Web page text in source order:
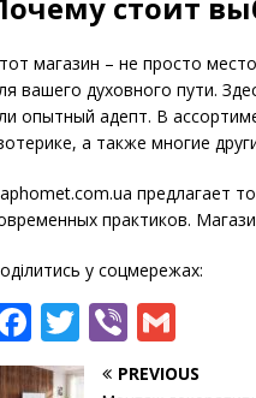
магазин – не просто
вашего духовного пути.
опытный адепт. В
а также многие
предлагает
практиков.
у соцмережах:
F
a
T
w
Vi
b m
PREVIOUS